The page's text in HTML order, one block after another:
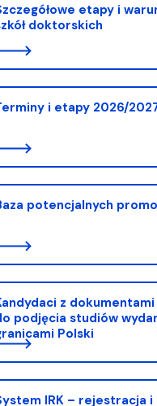
etapy i
doktorskich
i etapy 2026/
potencjalnych
z
podjęcia studiów
Polski
IRK – rejestracja i